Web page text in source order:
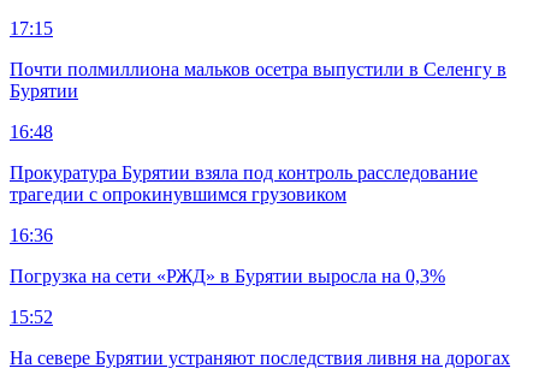
17:15
Почти полмиллиона мальков осетра выпустили в Селенгу в
Бурятии
16:48
Прокуратура Бурятии взяла под контроль расследование
трагедии с опрокинувшимся грузовиком
16:36
Погрузка на сети «РЖД» в Бурятии выросла на 0,3%
15:52
На севере Бурятии устраняют последствия ливня на дорогах